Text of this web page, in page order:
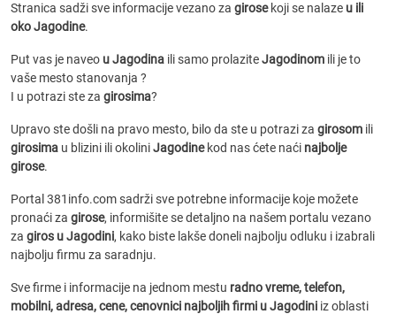
Stranica sadži sve informacije vezano za girosekoji se nalaze u ili
oko Jagodine.
Put vas je naveo u Jagodina ili samo prolaziteJagodinom ili je to
vaše mesto stanovanja ?
I u potrazi ste za girosima?
Upravo ste došli na pravo mesto, bilo da ste u potrazi za girosom ili
girosima u blizini ili okoliniJagodinekod nas ćete naći najbolje
girose.
Portal 381info.com sadrži sve potrebne informacije koje možete
pronaći za girose, informišite se detaljno na našem portalu vezano
za giros u Jagodini, kako biste lakše doneli najbolju odluku i izabrali
najbolju firmu za saradnju.
Sve firme i informacije na jednom mestu radno vreme, telefon,
mobilni, adresa, cene, cenovnici najboljih firmi u Jagodini iz oblasti